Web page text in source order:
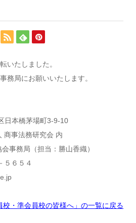
いたしました。
務局にお願いいたします。
日本橋茅場町3-9-10
法務研究会 内
局（担当：勝山香織）
５６５４
校・準会員校の皆様へ」の一覧に戻る